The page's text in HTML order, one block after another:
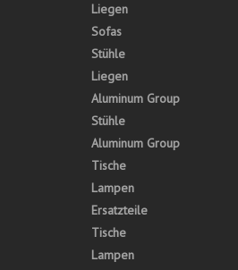
Liegen
Sofas
Stühle
Liegen
Aluminum Group
Stühle
Aluminum Group
Tische
Lampen
Ersatzteile
Tische
Lampen